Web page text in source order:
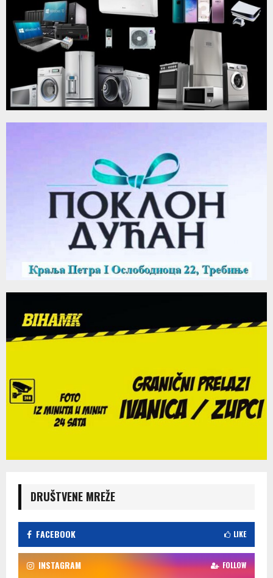
DRUŠTVENE MREŽE
FACEBOOK LIKE
INSTAGRAM FOLLOW